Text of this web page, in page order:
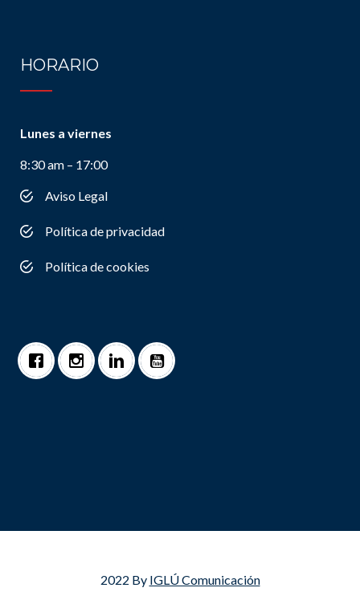
HORARIO
Lunes a viernes
8:30 am – 17:00
Aviso Legal
Política de privacidad
Política de cookies
2022 By IGLÚ Comunicación